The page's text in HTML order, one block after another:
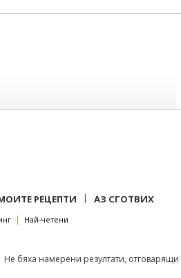
РЕЦЕПТИ | АЗ СГОТВИХ
| Най-четени
Не бяха намерени резултати,